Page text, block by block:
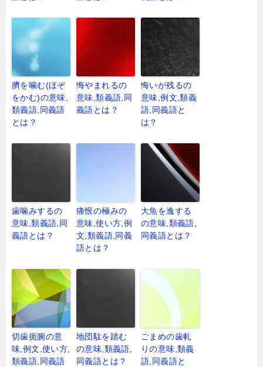
臍を噛む(ほぞ
をかむ)の意味,
類義語,同義語
とは？
悔やまれるの
意味,類義語,同
義語とは？
悔いが残るの
意味,例文,類義
語,同義語と
は？
歯噛みするの
意味,類義語,同
義語とは？
痛恨の極みの
意味,使い方,例
文,類義語,同義
語とは？
大魚を逸する
の意味,類義語,
同義語とは？
切歯扼腕の意
味,例文,使い方,
類義語,同義語
地団駄を踏む
の意味,類義語,
同義語とは？
ごまめの歯軋
りの意味,類義
語,同義語と